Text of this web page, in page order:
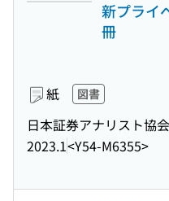
新プライ
冊
紙 図書
日本証券アナリスト協
2023.1<Y54-M6355>